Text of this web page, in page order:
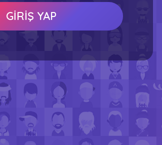
GİRİŞ YAP